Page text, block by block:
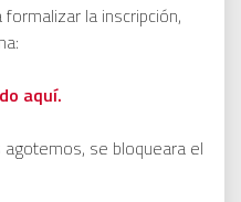
formalizar la inscripción,
aquí.
agotemos, se bloqueara el